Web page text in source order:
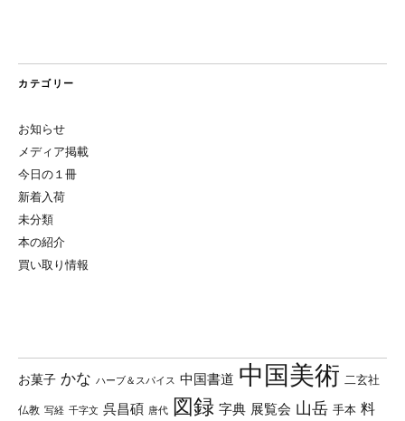
カテゴリー
お知らせ
メディア掲載
今日の１冊
新着入荷
未分類
本の紹介
買い取り情報
お菓子 かな ハーブ＆スパイス 中国書道 中国美術 二玄社
仏教 写経 千字文 呉昌碩 唐代 図録 字典 展覧会 山岳 手本 料